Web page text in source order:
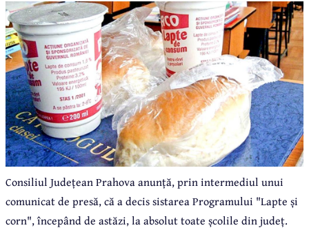
Consiliul Județean Prahova anunță, prin intermediul unui
comunicat de presă, că a decis sistarea Programului "Lapte și
corn", începând de astăzi, la absolut toate școlile din județ.